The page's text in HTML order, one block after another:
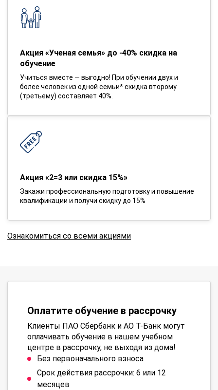
Акция «Ученая семья» до -40% скидка на
обучение
Учиться вместе — выгодно! При обучении двух и
более человек из одной семьи* скидка второму
(третьему) составляет 40%.
Акция «2=3 или скидка 15%»
Закажи профессиональную подготовку и повышение
квалификации и получи скидку до 15%
Ознакомиться со всеми акциями
Оплатите обучение в рассрочку
Клиенты ПАО Сбербанк и АО Т-Банк могут
оплачивать обучение в нашем учебном
центре в рассрочку, не выходя из дома!
Без первоначального взноса
Срок действия рассрочки: 6 или 12
месяцев